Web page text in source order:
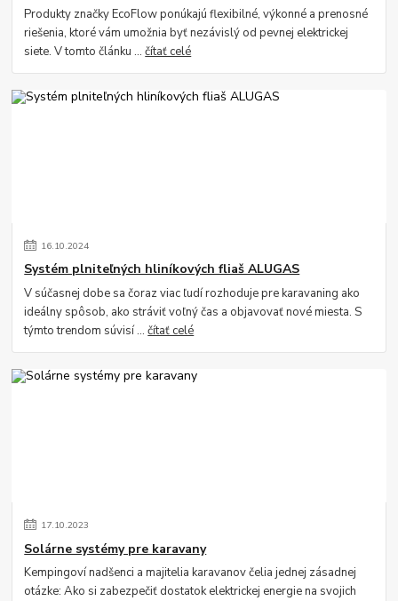
Produkty značky EcoFlow ponúkajú flexibilné, výkonné a prenosné
riešenia, ktoré vám umožnia byť nezávislý od pevnej elektrickej
siete. V tomto článku ...čítať celé
16.10.2024
Systém plniteľných hliníkových fliaš ALUGAS
V súčasnej dobe sa čoraz viac ľudí rozhoduje pre karavaning ako
ideálny spôsob, ako stráviť voľný čas a objavovať nové miesta. S
týmto trendom súvisí ...čítať celé
17.10.2023
Solárne systémy pre karavany
Kempingoví nadšenci a majitelia karavanov čelia jednej zásadnej
otázke: Ako si zabezpečiť dostatok elektrickej energie na svojich